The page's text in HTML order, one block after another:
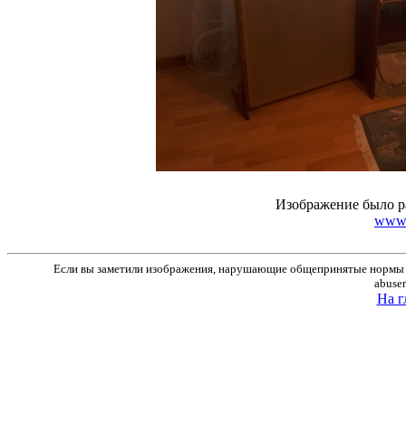
Изображение было
Если вы заметили изображения, нарушающие общепринятые нормы
На